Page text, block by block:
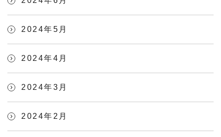
2024年5月
2024年4月
2024年3月
2024年2月